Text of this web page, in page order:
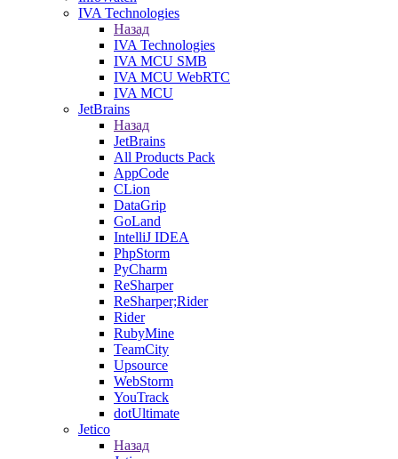
IVA Technologies
Назад
IVA Technologies
IVA MCU SMB
IVA MCU WebRTC
IVA MCU
JetBrains
Назад
JetBrains
All Products Pack
AppCode
CLion
DataGrip
GoLand
IntelliJ IDEA
PhpStorm
PyCharm
ReSharper
ReSharper;Rider
Rider
RubyMine
TeamCity
Upsource
WebStorm
YouTrack
dotUltimate
Jetico
Назад